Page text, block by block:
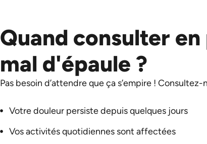
Quand consulter
mal d'épaule ?
Pas besoin d’attendre que ça s’empire ! Consultez-
Votre douleur persiste depuis quelques jours
Vos activités quotidiennes sont affectées